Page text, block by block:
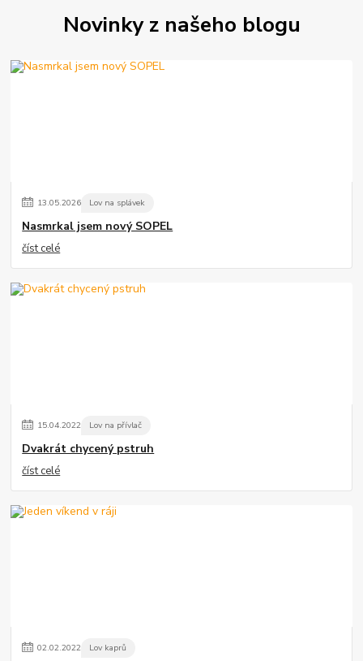
Novinky z našeho blogu
13.05.2026 Lov na splávek
Nasmrkal jsem nový SOPEL
číst celé
15.04.2022 Lov na přívlač
Dvakrát chycený pstruh
číst celé
02.02.2022 Lov kaprů